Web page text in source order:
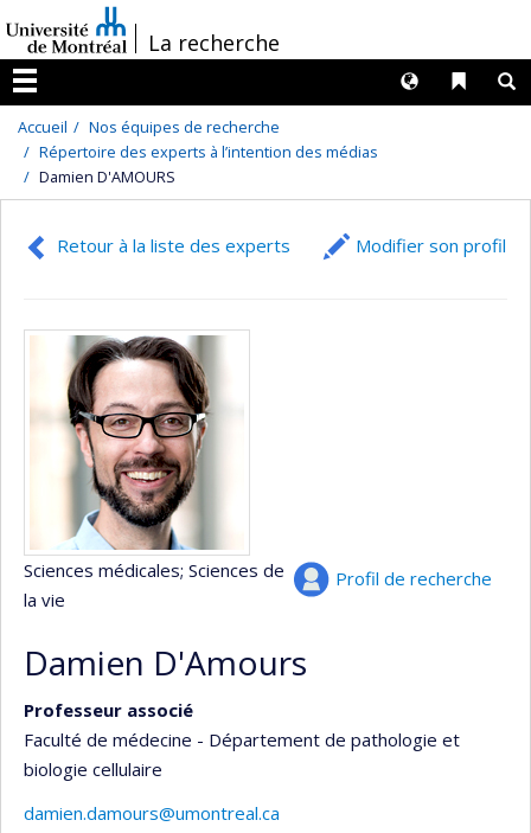
au
contenu
/La recherche
Menu
Liens
Langues
Accueil
Nos équipes de recherche
Répertoire des experts à l’intention des médias
Damien D'AMOURS
Retour à la liste des experts Modifier son profil
Profil de recherche
Sciences médicales; Sciences de
la vie
Damien D'Amours
Professeur associé
Faculté de médecine - Département de pathologie et
biologie cellulaire
damien.damours@umontreal.ca